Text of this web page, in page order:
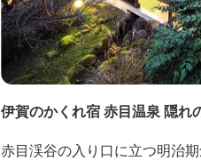
伊賀のかくれ宿 赤目温泉 隠れ
赤目渓谷の入り口に立つ明治